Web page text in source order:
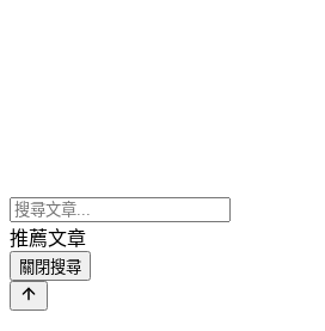
推薦文章
關閉搜尋